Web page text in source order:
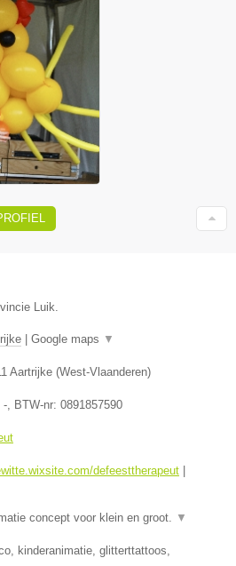
Luik.
| Google maps ▼
Aartrijke (West-Vlaanderen)
- , BTW-nr: 0891857590
defeesttherapeut |
concept voor klein en groot. ▼
kinderanimatie, glitterttattoos,